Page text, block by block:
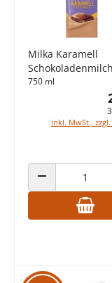
Milka Karamell
Schokoladenmilch
750 ml
inkl. MwSt.,
ANZAHL